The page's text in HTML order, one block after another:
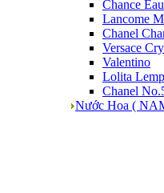
Chance
Lancome
Chanel
Versace
Valentino
Lolita
Chanel
Nước Hoa (